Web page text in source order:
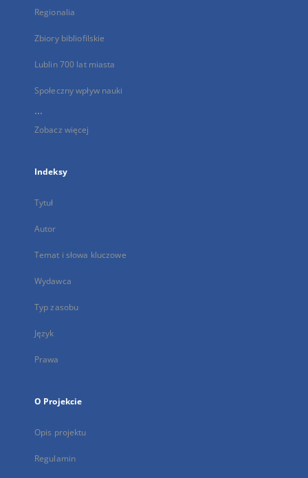
Regionalia
Zbiory bibliofilskie
Lublin 700 lat miasta
Społeczny wpływ nauki
...
Zobacz więcej
Indeksy
Tytuł
Autor
Temat i słowa kluczowe
Wydawca
Typ zasobu
Język
Prawa
O Projekcie
Opis projektu
Regulamin